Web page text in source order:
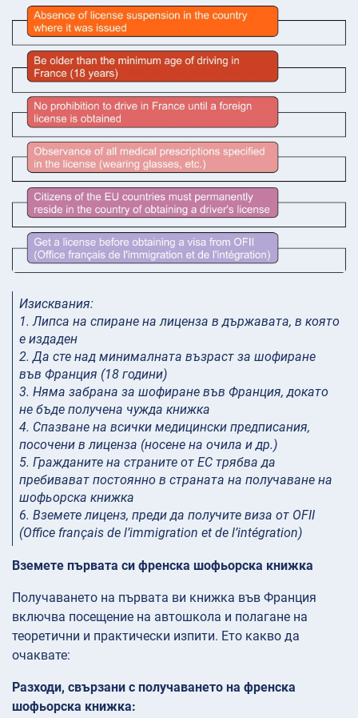
Изисквания:
1. Липса на спиране на лиценза в държавата, в която
е издаден
2. Да сте над минималната възраст за шофиране
във Франция (18 години)
3. Няма забрана за шофиране във Франция, докато
не бъде получена чужда книжка
4. Спазване на всички медицински предписания,
посочени в лиценза (носене на очила и др.)
5. Гражданите на страните от ЕС трябва да
пребивават постоянно в страната на получаване на
шофьорска книжка
6. Вземете лиценз, преди да получите виза от OFII
(Office français de l’immigration et de l’intégration)
Вземете първата си френска шофьорска книжка
Получаването на първата ви книжка във Франция
включва посещение на автошкола и полагане на
теоретични и практически изпити. Ето какво да
очаквате:
Разходи, свързани с получаването на френска
шофьорска книжка: